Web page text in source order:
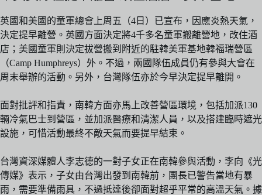
英國和美國的童軍總會上周五（4日）已宣布，因應炎熱天氣，
決定提早離營。英國方面決定將4千多名童軍搬離營地，改住酒
店；美國童軍則決定拔營搬到附近的駐韓美軍基地韓福瑞營區
（Camp Humphreys）外。不過，兩國隊伍成員仍有參與大會在
周末舉辦的活動。另外，台灣隊伍亦於今早決定提早離開。
面對批評和指責，南韓方面亦馬上改善營區環境，包括加派130
輛冷氣巴士到營區，並加派醫療和清潔人員，以及搭建臨時遮光
設施，可惜活動最終不敵天氣而要提早結束。
台灣資深媒體人李志德的一對子女正在南韓參與活動，李向《光
傳媒》表示，子女由台灣出發到南韓前，團長已警告當地有暴
雨，需要準備雨具，不過抵達後卻面對超乎平常的高溫天氣。據